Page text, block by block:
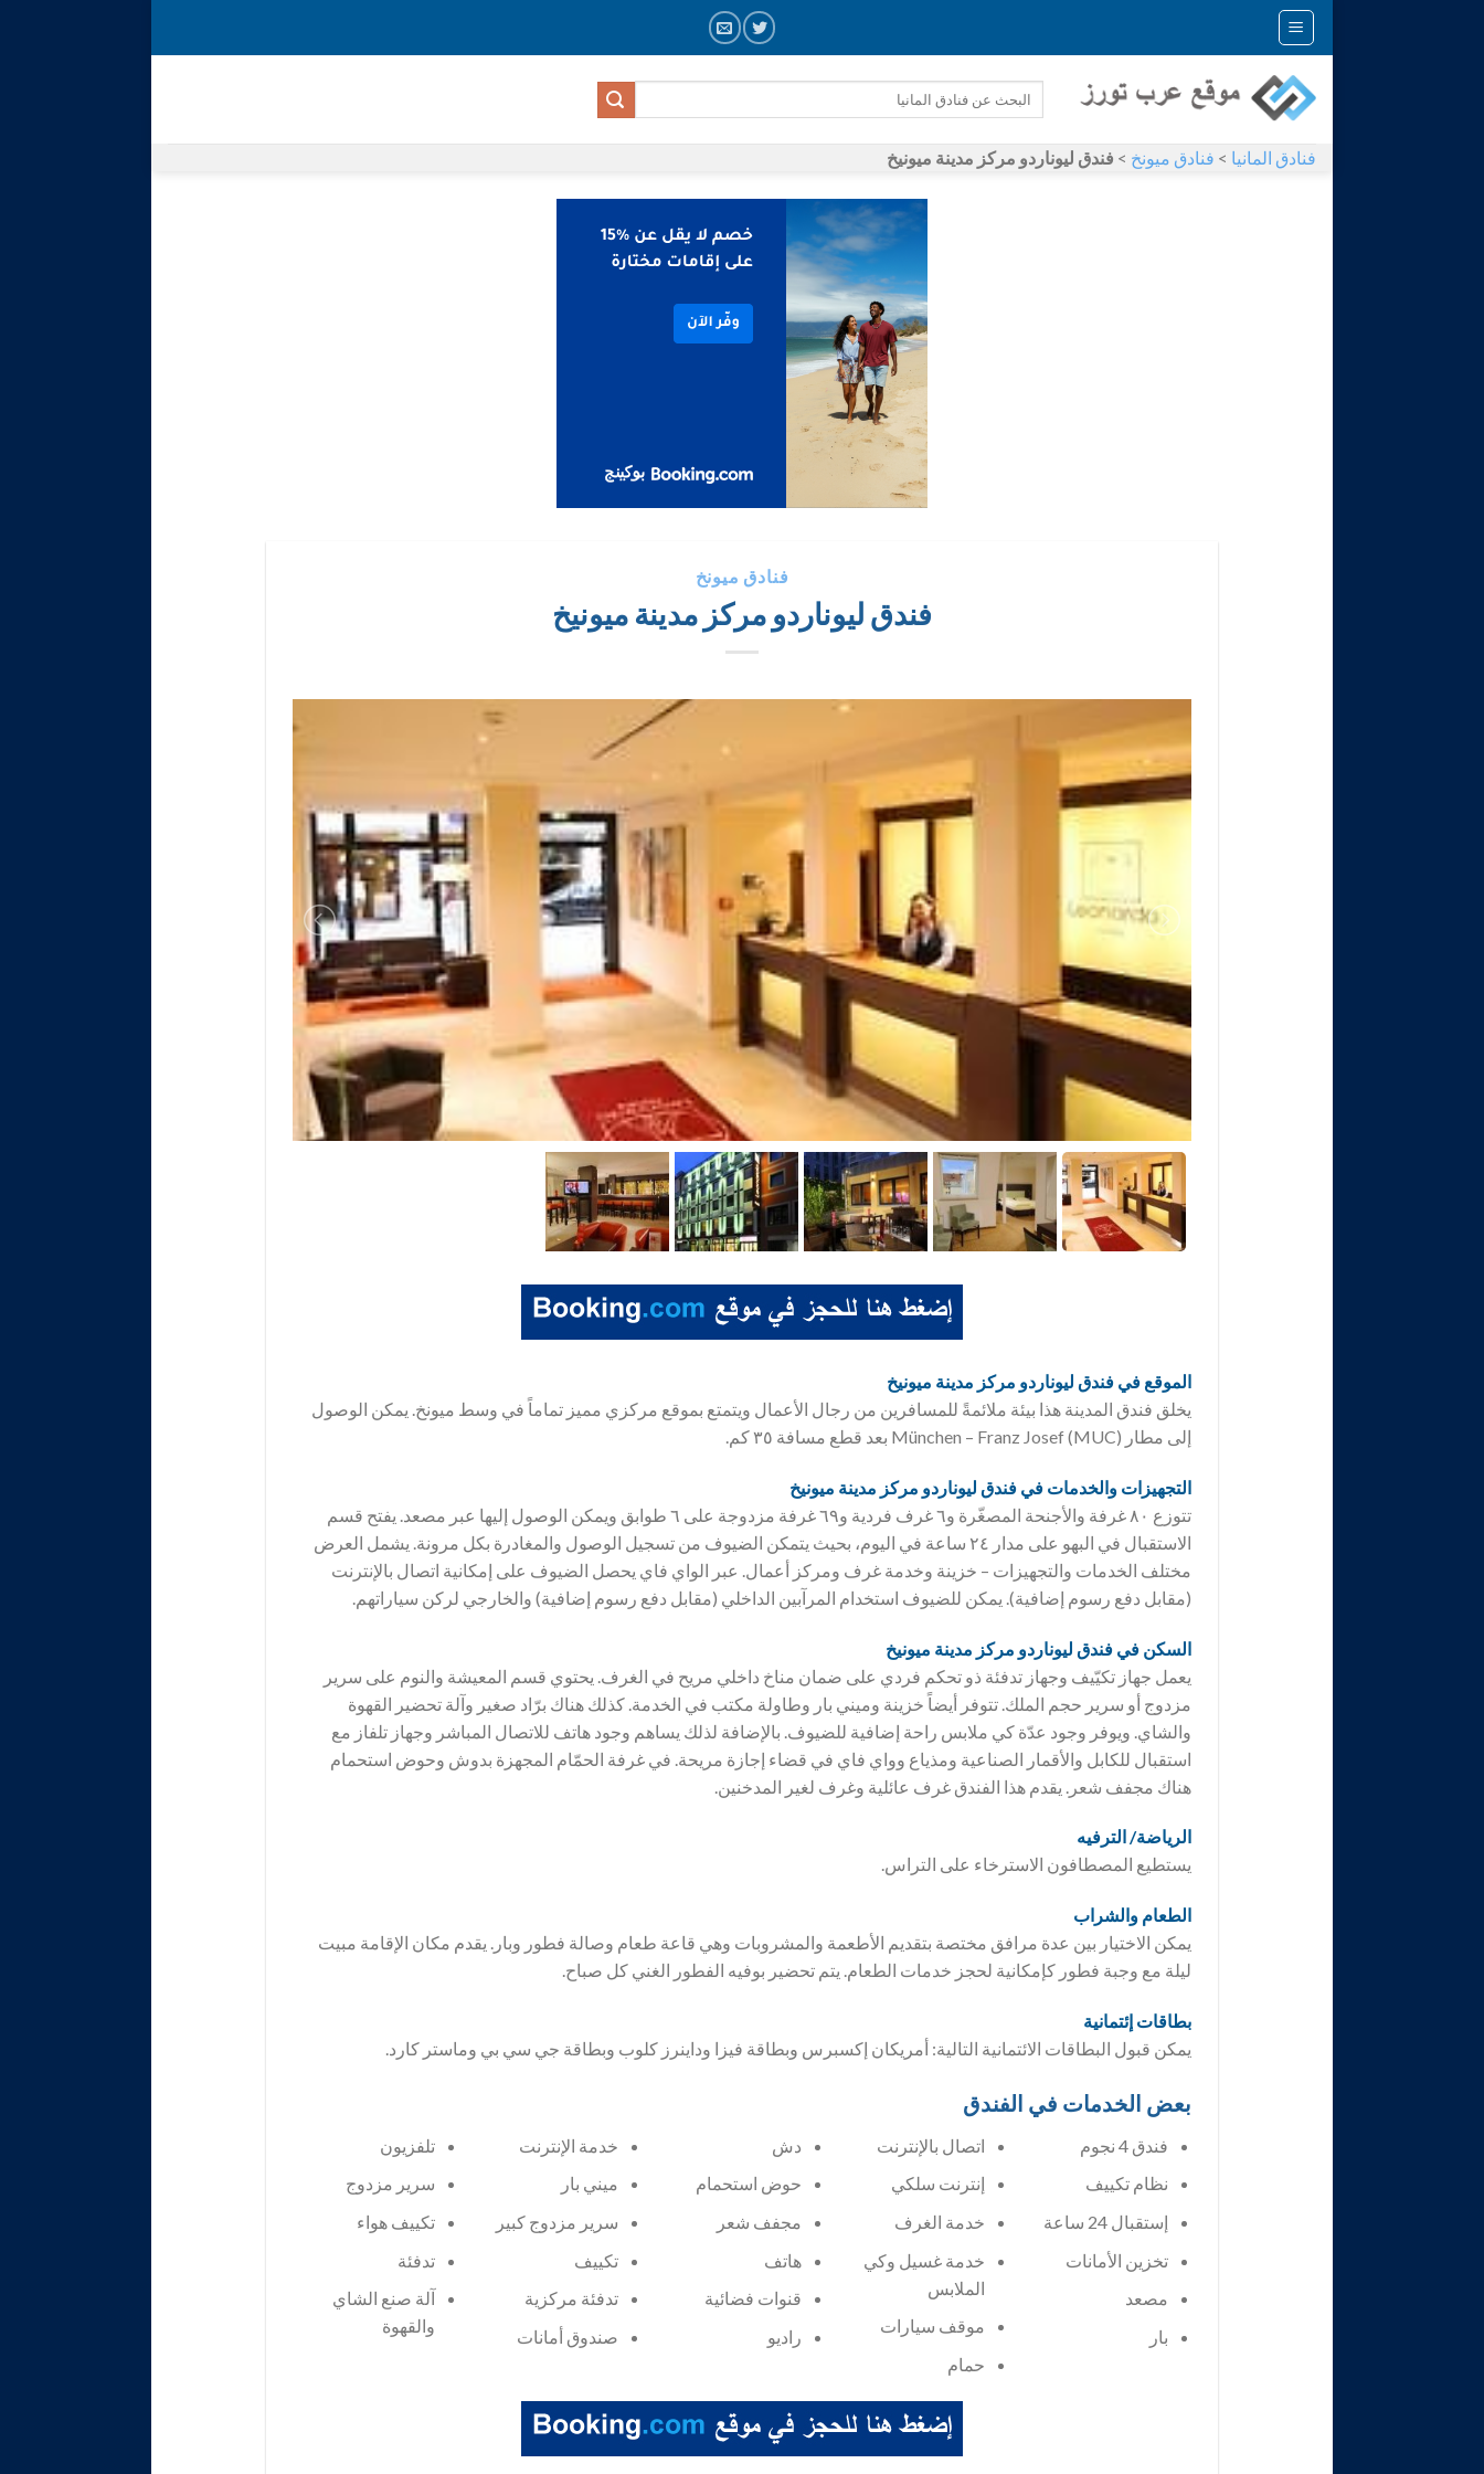
Skip
فنادق المانيا > فنادق ميونخ > فندق ليوناردو مركز مدينة ميونيخ
فنادق ميونخ
فندق ليوناردو مركز مدينة ميونيخ
الموقع في فندق ليوناردو مركز مدينة ميونيخ
يخلق فندق المدينة هذا بيئة ملائمةً للمسافرين من رجال الأعمال ويتمتع بموقع مركزي مميز تماماً في وسط ميونخ. يمكن الوصول
إلى مطار München – Franz Josef (MUC) بعد قطع مسافة ٣٥ كم.
التجهيزات والخدمات في فندق ليوناردو مركز مدينة ميونيخ
تتوزع ٨٠ غرفة والأجنحة المصغّرة و٦ غرف فردية و٦٩ غرفة مزدوجة على ٦ طوابق ويمكن الوصول إليها عبر مصعد. يفتح قسم
الاستقبال في البهو على مدار ٢٤ ساعة في اليوم، بحيث يتمكن الضيوف من تسجيل الوصول والمغادرة بكل مرونة. يشمل العرض
مختلف الخدمات والتجهيزات – خزينة وخدمة غرف ومركز أعمال. عبر الواي فاي يحصل الضيوف على إمكانية اتصال بالإنترنت
(مقابل دفع رسوم إضافية). يمكن للضيوف استخدام المرآبين الداخلي (مقابل دفع رسوم إضافية) والخارجي لركن سياراتهم.
السكن في فندق ليوناردو مركز مدينة ميونيخ
يعمل جهاز تكيّيف وجهاز تدفئة ذو تحكم فردي على ضمان مناخ داخلي مريح في الغرف. يحتوي قسم المعيشة والنوم على سرير
مزدوج أو سرير حجم الملك. تتوفر أيضاً خزينة وميني بار وطاولة مكتب في الخدمة. كذلك هناك برّاد صغير وآلة تحضير القهوة
والشاي. ويوفر وجود عدّة كي ملابس راحة إضافية للضيوف. بالإضافة لذلك يساهم وجود هاتف للاتصال المباشر وجهاز تلفاز مع
استقبال للكابل والأقمار الصناعية ومذياع وواي فاي في قضاء إجازة مريحة. في غرفة الحمّام المجهزة بدوش وحوض استحمام
هناك مجفف شعر. يقدم هذا الفندق غرف عائلية وغرف لغير المدخنين.
الرياضة/ الترفيه
يستطيع المصطافون الاسترخاء على التراس.
الطعام والشراب
يمكن الاختيار بين عدة مرافق مختصة بتقديم الأطعمة والمشروبات وهي قاعة طعام وصالة فطور وبار. يقدم مكان الإقامة مبيت
ليلة مع وجبة فطور كإمكانية لحجز خدمات الطعام. يتم تحضير بوفيه الفطور الغني كل صباح.
بطاقات إئتمانية
يمكن قبول البطاقات الائتمانية التالية: أمريكان إكسبرس وبطاقة فيزا وداينرز كلوب وبطاقة جي سي بي وماستر كارد.
بعض الخدمات في الفندق
فندق 4 نجوم
إستقبال 24 ساعة
تخزين الأمانات
مصعد
بار
اتصال بالإنترنت
إنترنت سلكي
خدمة الغرف
خدمة غسيل وكي
الملابس
موقف سيارات
حمام
دش
حوض استحمام
مجفف شعر
هاتف
قنوات فضائية
راديو
خدمة الإنترنت
ميني بار
سرير مزدوج كبير
تكييف
تدفئة مركزية
صندوق أمانات
تلفزيون
سرير مزدوج
تكييف هواء
تدفئة
آلة صنع الشاي
والقهوة